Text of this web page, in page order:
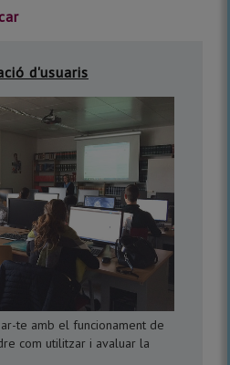
d'usuaris
te amb el funcionament de
com utilitzar i avaluar la